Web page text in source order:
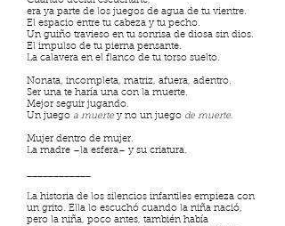
era ya parte de los juegos de agua de tu vientre.
El espacio entre tu cabeza y tu pecho.
Un guiño travieso en tu sonrisa de diosa sin dios.
El impulso de tu pierna pensante.
La calavera en el flanco de tu torso suelto.
Nonata, incompleta, matriz, afuera, adentro.
Ser una te haría una con la muerte.
Mejor seguir jugando.
Un juego a muertey no un juego de muerte.
Mujer dentro de mujer.
La madre –la esfera– y su criatura.
La historia de los silencios infantiles empieza con
un grito. Ella lo escuchó cuando la niña nació,
pero la niña, poco antes, también había